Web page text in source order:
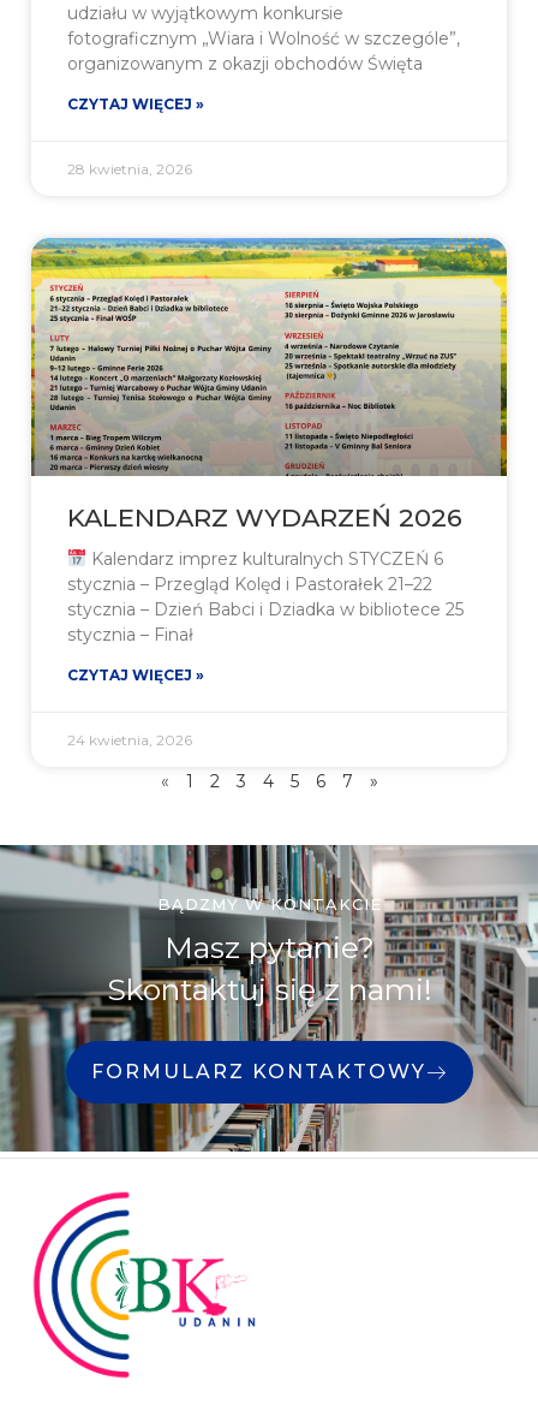
udziału w wyjątkowym konkursie
fotograficznym „Wiara i Wolność w szczególe”,
organizowanym z okazji obchodów Święta
CZYTAJ WIĘCEJ »
28 kwietnia, 2026
KALENDARZ WYDARZEŃ 2026
Kalendarz imprez kulturalnych STYCZEŃ 6
stycznia – Przegląd Kolęd i Pastorałek 21–22
stycznia – Dzień Babci i Dziadka w bibliotece 25
stycznia – Finał
CZYTAJ WIĘCEJ »
24 kwietnia, 2026
« 1 2 3 4 5 6 7 »
BĄDZMY W KONTAKCIE
Masz pytanie?
Skontaktuj się z nami!
FORMULARZ KONTAKTOWY